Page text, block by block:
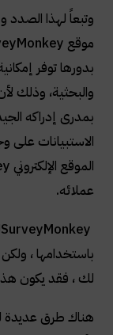
وتبعاً لهذا الصدد
موقع
بدورها توفر
والبحثية، وذلك
بمدرى إدراكه
الاستبيانات
الموقع الإلكتروني
عملائه.
SurveyMonkey
باستخدامها ،
لك ، فقد يكون هذا
هناك طرق عديدة